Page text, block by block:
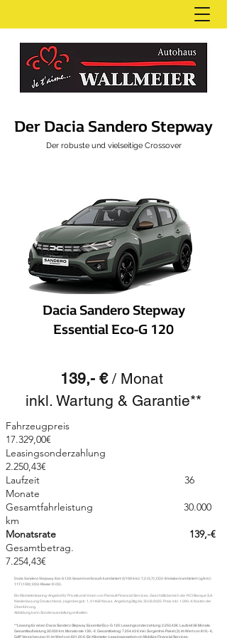
Der Dacia Sandero Stepway
Der robuste und vielseitige Crossover
Dacia SanderoStepway
Essential Eco-G 120
139,- €/ Monat
inkl. Wartung & Garantie**
Fahrzeugpreis
17.329,00€
Leasingsonderzahlung
2.250,43€
Laufzeit 36
Monate
Gesamtfahrleistung 30.000
km
Monatsrate 139,-€
Gesamtbetrag.
7.254,43€
Dacia Sandero Stepway Eco-G 120: Gesamtverbrauch kombiniert (l/100 km): 7,2 (5,7); CO2-Emission kombiniert (g/km):
117 (130); CO2-Klasse: D (D).
Ein Kilometerleasing-Angebot für Privatkund/-innen von Renault Financial Services, Geschäftsbereich der RCI Banque S.A.
Niederlassung Deutschland, Jagenbergstr. 1, 41468 Neuss. Angebot gültig bis 30.09.2025 . Preis inkl. 1.090,-€ Kosten der
Überführung.
Abbildung kann Sonderausstattung enthalten.
**Leasing für einen Dacia Sandero Stepway Essential Eco-G 120: Leasingsonderzahlung: 2.250,43€. Laufzeit 36 Monate.
Gesamtlaufleistung 30.000 km. Monatsrate 139,- €. Gesamtbetrag: 7.254,43 € inkl. Sorgenfrei-Paket (3) im Wert von 819,- €,
GAP Versicherung (4) im Wert von 601,20 €. Ein Kilometer-Leasingangebot von Mobilize Financial Services,